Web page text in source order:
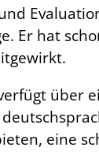
Er hat
über
eine